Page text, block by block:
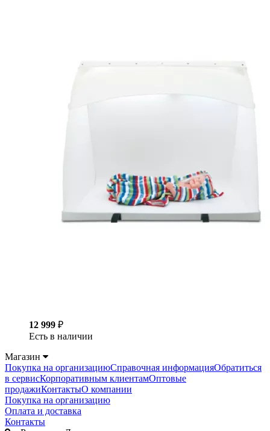
12 999 ₽
Есть в наличии
Магазин
Покупка на организациюСправочная информацияОбратиться
в сервисКорпоративным клиентамОптовые
продажиКонтактыО компании
Покупка на организацию
Оплата и доставка
Контакты